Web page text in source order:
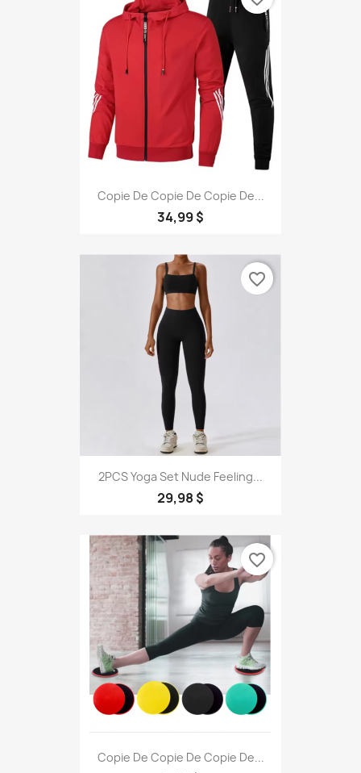
Copie De Copie De Copie De...
34,99 $
2PCS Yoga Set Nude Feeling...
29,98 $
favorite_border
Copie De Copie De Copie De...
favorite_border